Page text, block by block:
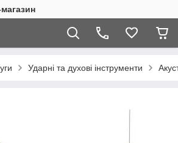
Ударні та духові інструменти